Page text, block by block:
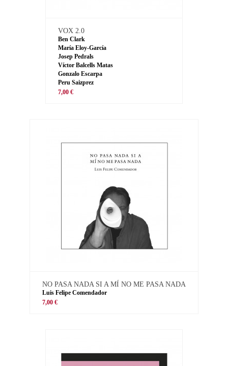
VOX 2.0
Ben Clark
María Eloy-García
Josep Pedrals
Víctor Balcells Matas
Gonzalo Escarpa
Peru Saizprez
7,00 €
NO PASA NADA SI A MÍ NO ME PASA NADA
Luis Felipe Comendador
7,00 €